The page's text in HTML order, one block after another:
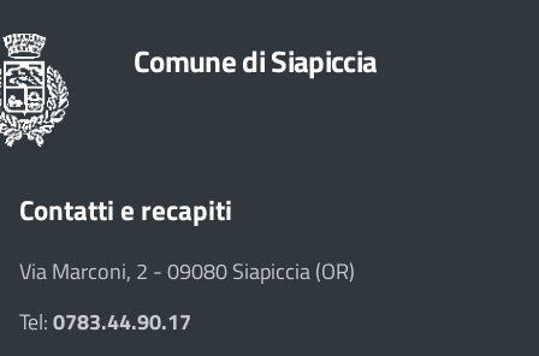
Comune di Siapiccia
Contatti e recapiti
Via Marconi, 2 - 09080 Siapiccia (OR)
Tel:0783.44.90.17